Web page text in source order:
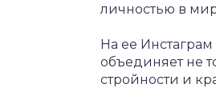
личностью в
На ее
объединяет не
стройности и